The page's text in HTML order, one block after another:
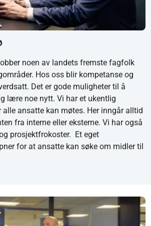
noen av landets fremste fagfolk
Hos oss blir kompetanse og
Det er gode muligheter til å
lære noe nytt. Vi har et ukentlig
ansatte kan møtes. Her inngår alltid
fra interne eller eksterne. Vi har også
prosjektfrokoster. Et eget
for at ansatte kan søke om midler til